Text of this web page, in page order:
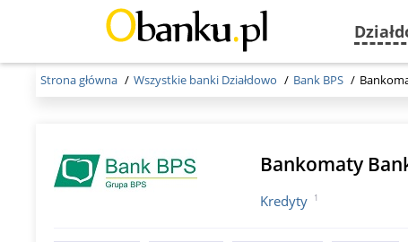
Strona główna Wszystkie banki Działdowo Bank BPS
Bankomaty
Kredyty 1